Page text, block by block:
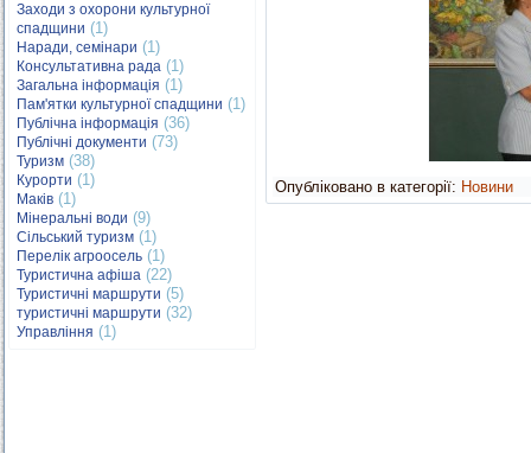
Заходи з охорони культурної
спадщини (1)
Наради, семінари (1)
Консультативна рада (1)
Загальна інформація (1)
Пам'ятки культурної спадщини (1)
Публічна інформація (36)
Публічні документи (73)
Туризм (38)
Курорти (1)
Маків (1)
Мінеральні води (9)
Сільський туризм (1)
Перелік агроосель (1)
Туристична афіша (22)
Туристичні маршрути (5)
туристичні маршрути (32)
Управління (1)
Опубліковано в категорії: Новини